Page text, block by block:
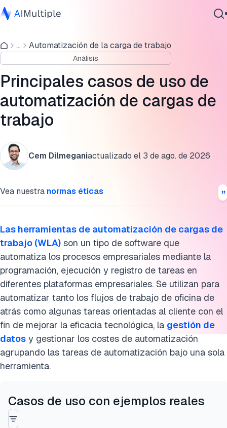
IA agencial
Ciberseguridad
Datos
Software empresarial
Servicios
Contáctanos
... Automatización de la carga de trabajo
Análisis
Principales casos de uso de
automatización de cargas de
trabajo
Cem Dilmeganiactualizado el 3 de ago. de 2026
Vea nuestra normas éticas
Las herramientas de automatización de cargas de
trabajo (WLA) son un tipo de software que
automatiza los procesos empresariales mediante la
programación, ejecución y registro de tareas en
diferentes plataformas empresariales. Se utilizan para
automatizar tanto los flujos de trabajo de oficina de
atrás como algunas tareas orientadas al cliente con el
fin de mejorar la eficacia tecnológica, la gestión de
datos y gestionar los costes de automatización
agrupando las tareas de automatización bajo una sola
herramienta.
Casos de uso con ejemplos reales
Procesos de RRHH
¿Cómo puede la IA mejorar WLA?
¿Qué es la automatización de cargas de trabajo?
Cita esta investigación